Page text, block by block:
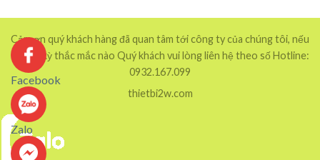
Cảm ơn quý khách hàng đã quan tâm tới công ty của chúng tôi, nếu
có bất kỳ thắc mắc nào Quý khách vui lòng liên hệ theo số Hotline:
0932.167.099
thietbi2w.com
Zalo
Facebook